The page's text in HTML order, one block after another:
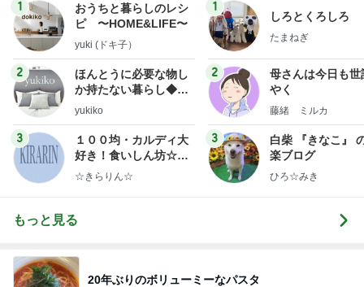
1
おうちと暮らしのレシ
ピ 〜HOME&LIFE〜
yuki (ドキ子）
2
ほんとうに必要な物し
か持たない暮らし◆Ke
ep Life Simple◆〜イ
yukiko
3
１００均・カルディ大
好き！食いしん坊☆き
らりん☆のブログ
☆きらりん☆
1
しろとくろしろ
たまねぎ
2
母さんは今日も世
やく
藤緒 ミルカ
3
白柴 『きなこ』
楽ブログ
ひろ☆みき
もっと見る
20年ぶりのボリューミーなパスタ